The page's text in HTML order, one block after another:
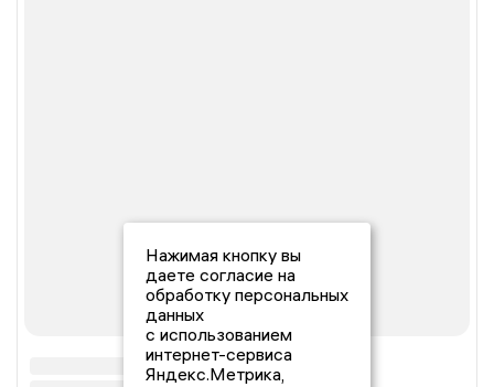
Нажимая кнопку вы
даете согласие на
обработку персональных
данных
с использованием
интернет-сервиса
Яндекс.Метрика,